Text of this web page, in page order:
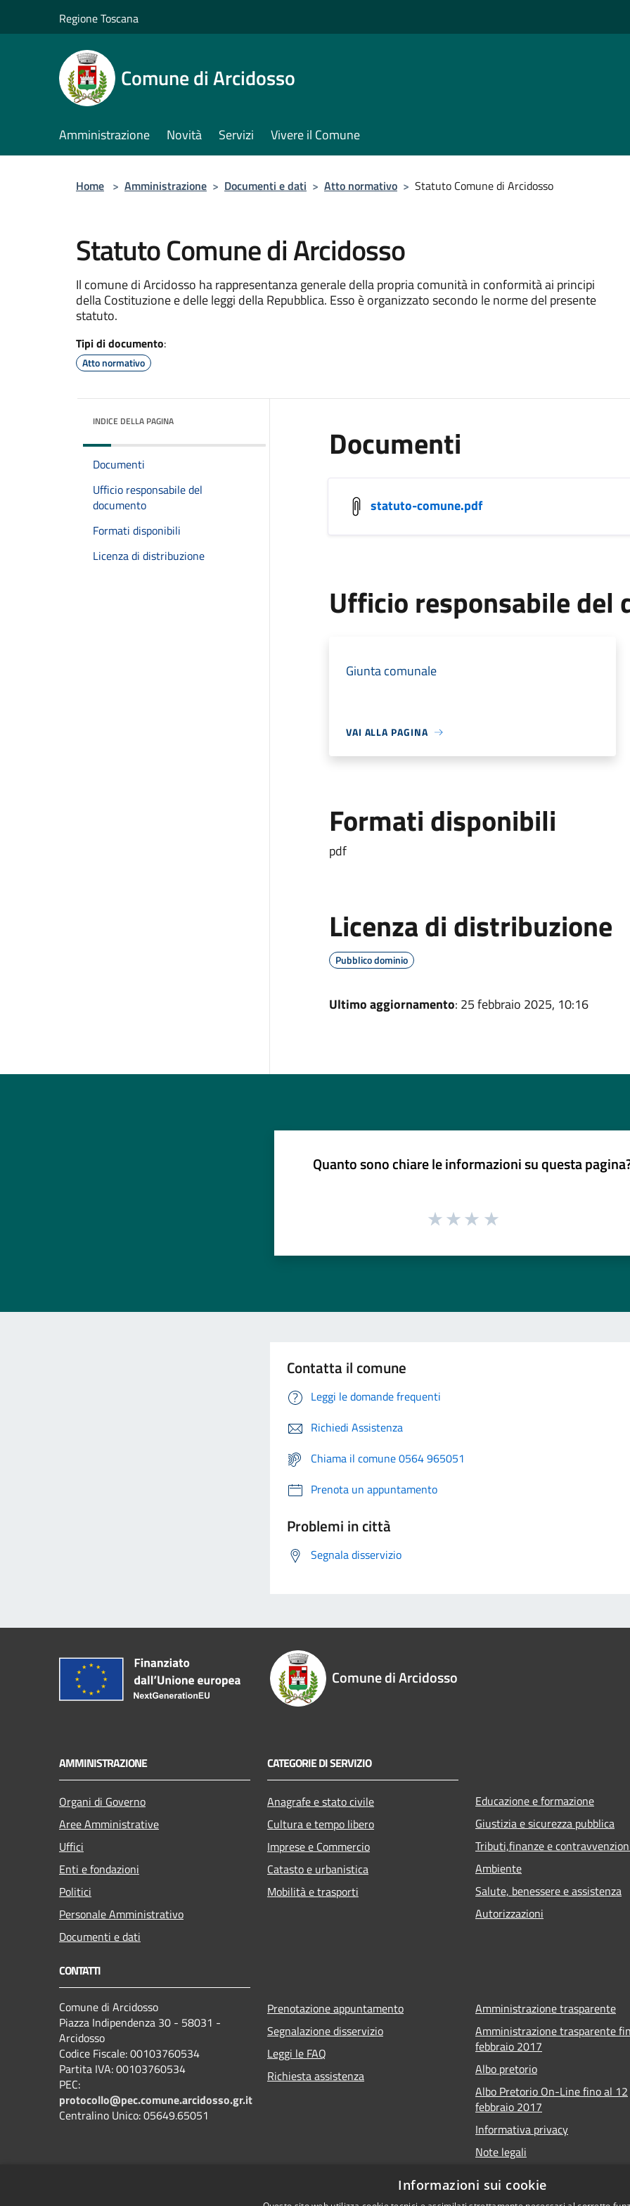
Regione Toscana
Comune di Arcidosso
Amministrazione Novità Servizi Vivere il Comune
Home > Amministrazione > Documenti e dati > Atto normativo > Statuto Comune di Arcidosso
Statuto Comune di Arcidosso
Il comune di Arcidosso ha rappresentanza generale della propria comunità in conformità ai principi
della Costituzione e delle leggi della Repubblica. Esso è organizzato secondo le norme del presente
statuto.
Tipi di documento:
Atto normativo
INDICE DELLA PAGINA
Documenti
Ufficio responsabile del
documento
Formati disponibili
Licenza di distribuzione
Documenti
statuto-comune.pdf
Ufficio responsabile del
Giunta comunale
VAI ALLA PAGINA
Formati disponibili
pdf
Licenza di distribuzione
Pubblico dominio
Ultimo aggiornamento: 25 febbraio 2025, 10:16
Quanto sono chiare le informazioni su questa
Contatta il comune
Leggi le domande frequenti
Richiedi Assistenza
Chiama il comune 0564 965051
Prenota un appuntamento
Problemi in città
Segnala disservizio
Comune di Arcidosso
AMMINISTRAZIONE
Organi di Governo
Aree Amministrative
Uffici
Enti e fondazioni
Politici
Personale Amministrativo
Documenti e dati
CATEGORIE DI SERVIZIO
Anagrafe e stato civile
Cultura e tempo libero
Imprese e Commercio
Catasto e urbanistica
Mobilità e trasporti
Educazione e formazione
Giustizia e sicurezza pubblica
Tributi,finanze e
Ambiente
Salute, benessere e assistenza
Autorizzazioni
CONTATTI
Comune di Arcidosso
Piazza Indipendenza 30 - 58031 -
Arcidosso
Codice Fiscale: 00103760534
Partita IVA: 00103760534
PEC:
protocollo@pec.comune.arcidosso.gr.it
Centralino Unico: 05649.65051
Prenotazione appuntamento
Segnalazione disservizio
Leggi le FAQ
Richiesta assistenza
Amministrazione trasparente
Amministrazione trasparente
febbraio 2017
Albo pretorio
Albo Pretorio On-Line fino al 12
febbraio 2017
Informativa privacy
Note legali
Informazioni sui cookie